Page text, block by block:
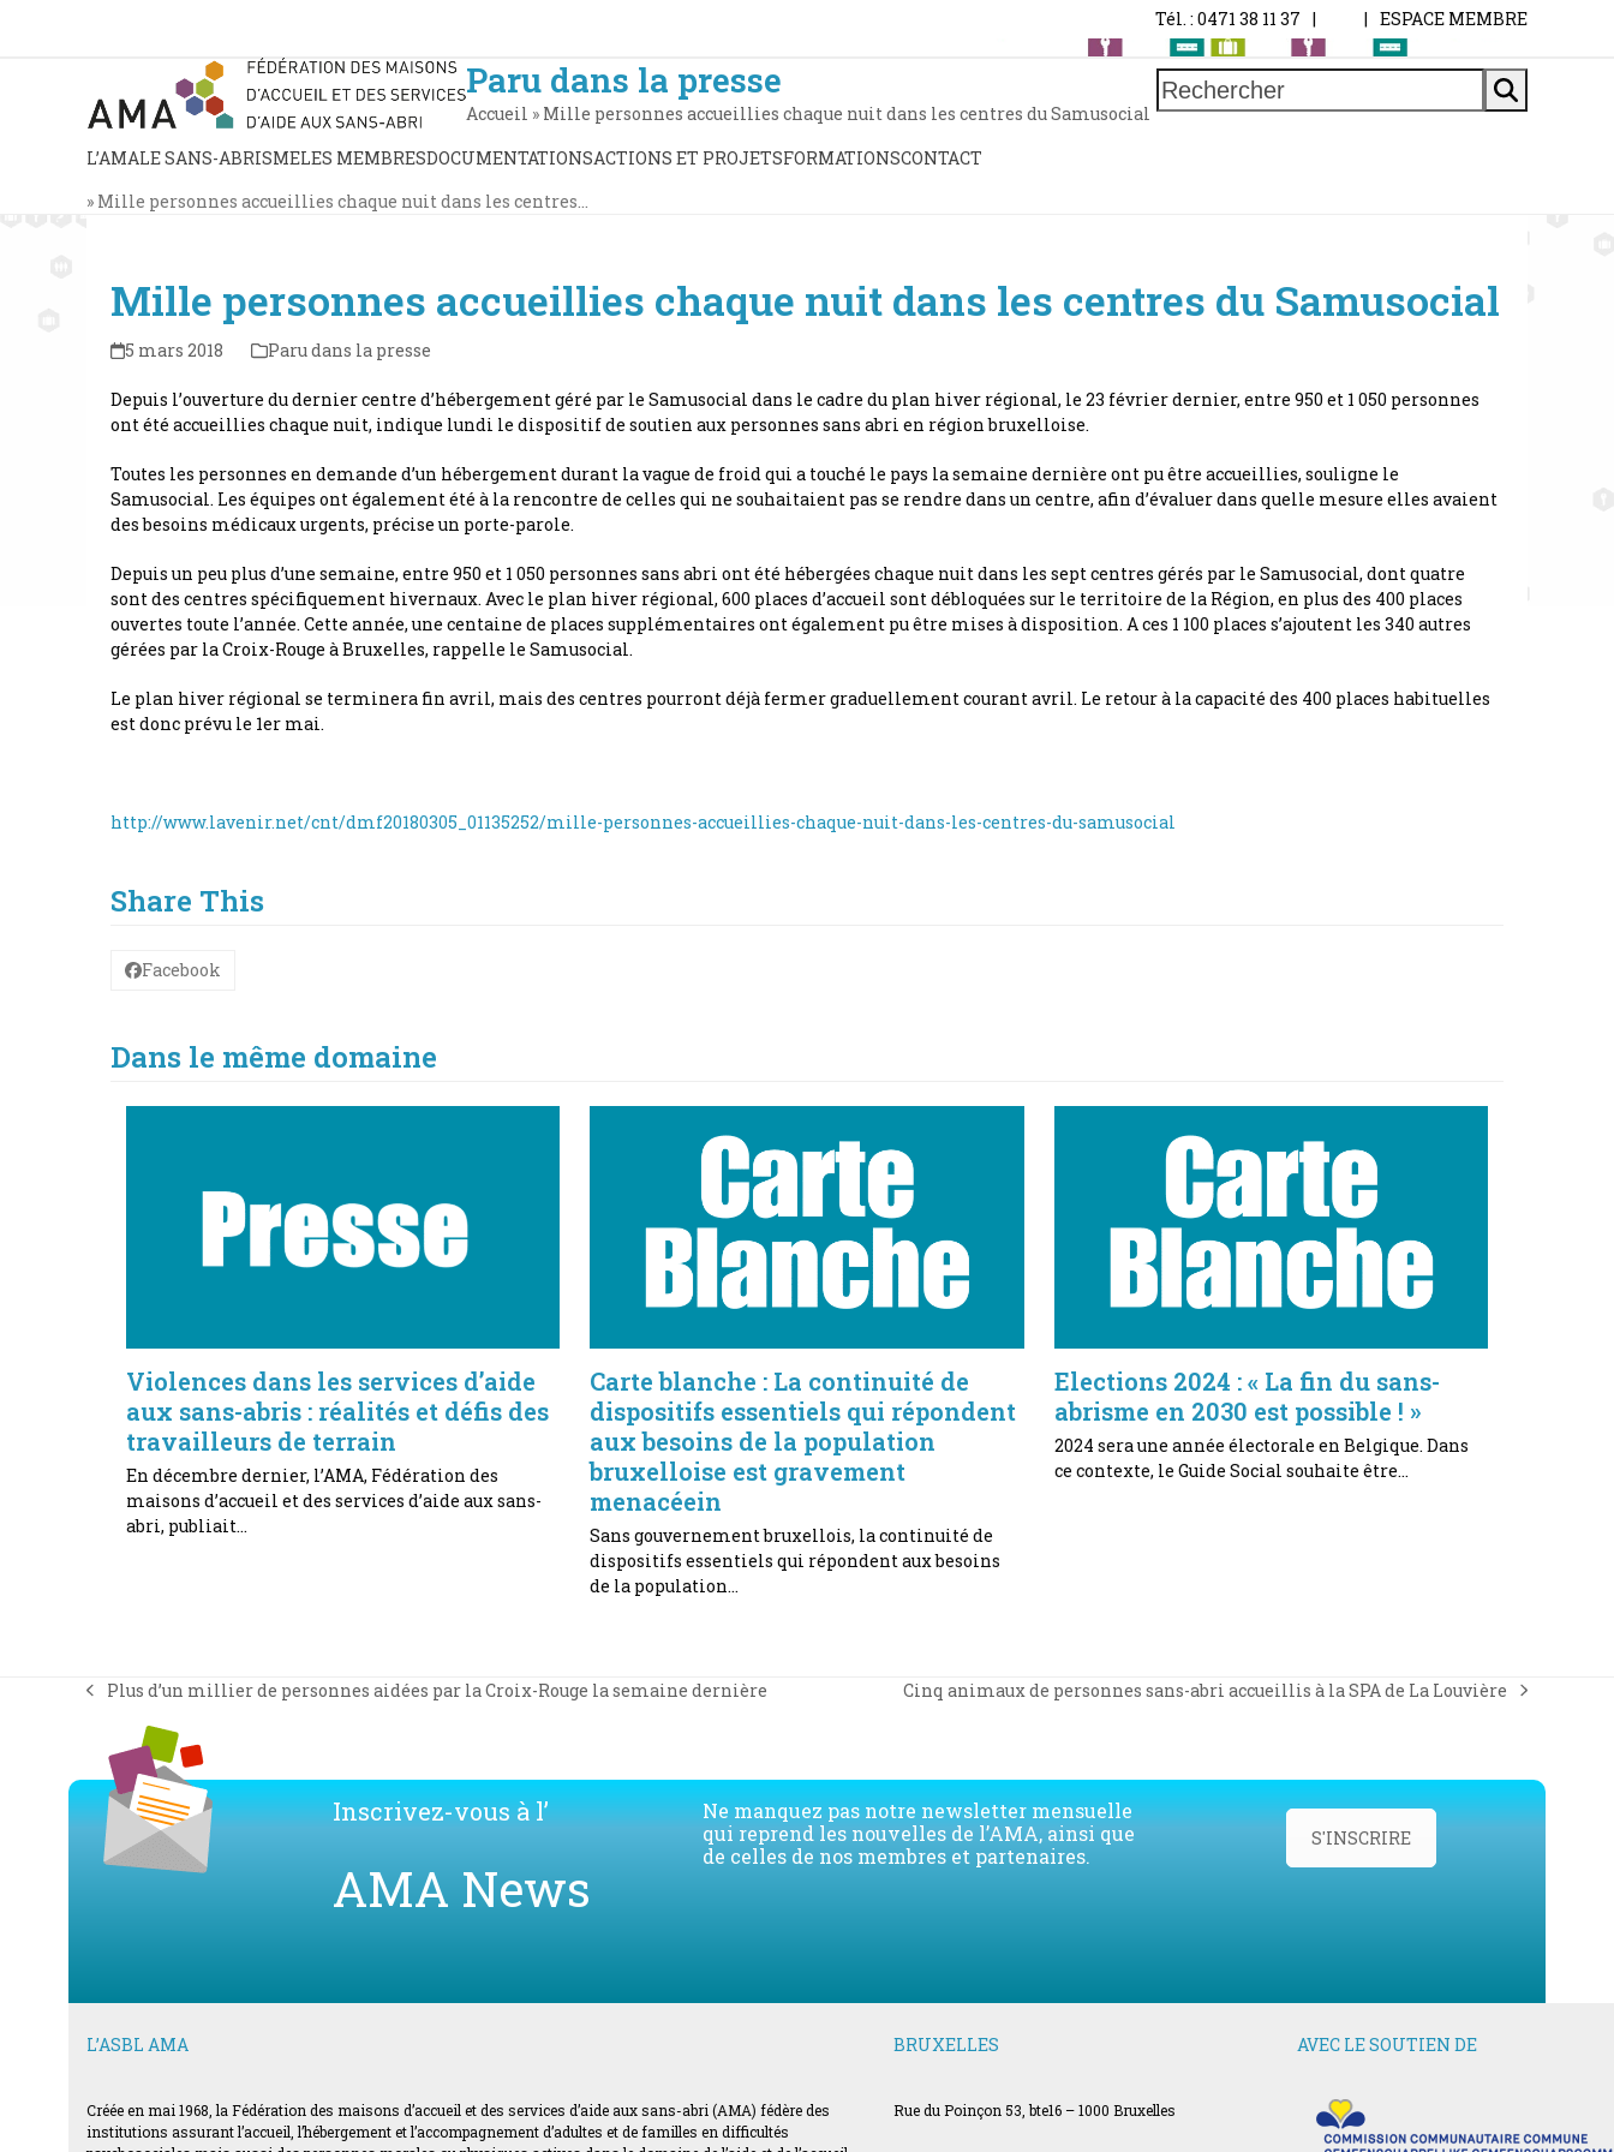
Tél. : 0471 38 11 37 | | ESPACE MEMBRE
Rechercher
L’AMALE SANS-ABRISMELES MEMBRESDOCUMENTATIONSACTIONS ET PROJETSFORMATIONSCONTACT
Paru dans la presse
Accueil » Mille personnes accueillies chaque nuit dans les centres du Samusocial
» Mille personnes accueillies chaque nuit dans les centres…
Mille personnes accueillies chaque nuit dans les centres du Samusocial
5 mars 2018 Paru dans la presse
Depuis l’ouverture du dernier centre d’hébergement géré par le Samusocial dans le cadre du plan hiver régional, le 23 février dernier, entre 950 et 1 050 personnes
ont été accueillies chaque nuit, indique lundi le dispositif de soutien aux personnes sans abri en région bruxelloise.
Toutes les personnes en demande d’un hébergement durant la vague de froid qui a touché le pays la semaine dernière ont pu être accueillies, souligne le
Samusocial. Les équipes ont également été à la rencontre de celles qui ne souhaitaient pas se rendre dans un centre, afin d’évaluer dans quelle mesure elles avaient
des besoins médicaux urgents, précise un porte-parole.
Depuis un peu plus d’une semaine, entre 950 et 1 050 personnes sans abri ont été hébergées chaque nuit dans les sept centres gérés par le Samusocial, dont quatre
sont des centres spécifiquement hivernaux. Avec le plan hiver régional, 600 places d’accueil sont débloquées sur le territoire de la Région, en plus des 400 places
ouvertes toute l’année. Cette année, une centaine de places supplémentaires ont également pu être mises à disposition. A ces 1 100 places s’ajoutent les 340 autres
gérées par la Croix-Rouge à Bruxelles, rappelle le Samusocial.
Le plan hiver régional se terminera fin avril, mais des centres pourront déjà fermer graduellement courant avril. Le retour à la capacité des 400 places habituelles
est donc prévu le 1er mai.
http://www.lavenir.net/cnt/dmf20180305_01135252/mille-personnes-accueillies-chaque-nuit-dans-les-centres-du-samusocial
Share This
Facebook
Dans le même domaine
Violences dans les services d’aide
aux sans-abris : réalités et défis des
travailleurs de terrain
En décembre dernier, l’AMA, Fédération des
maisons d’accueil et des services d’aide aux sans-
abri, publiait…
Carte blanche : La continuité de
dispositifs essentiels qui répondent
aux besoins de la population
bruxelloise est gravement
menacéein
Sans gouvernement bruxellois, la continuité de
dispositifs essentiels qui répondent aux besoins
de la population…
Elections 2024 : « La fin du sans-
abrisme en 2030 est possible ! »
2024 sera une année électorale en Belgique. Dans
ce contexte, le Guide Social souhaite être…
previous
Plus d’un millier de personnes aidées par la Croix-Rouge la semaine dernière
next
Cinq animaux de personnes sans-abri accueillis à la SPA de La Louvière
Inscrivez-vous à l’
AMA News
Ne manquez pas notre newsletter mensuelle
qui reprend les nouvelles de l’AMA, ainsi que
de celles de nos membres et partenaires.
S'INSCRIRE
L’ASBL AMA
Créée en mai 1968, la Fédération des maisons d’accueil et des services d’aide aux sans-abri (AMA) fédère des
institutions assurant l’accueil, l’hébergement et l’accompagnement d’adultes et de familles en difficultés
BRUXELLES
Rue du Poinçon 53, bte16 – 1000 Bruxelles
AVEC LE SOUTIEN DE